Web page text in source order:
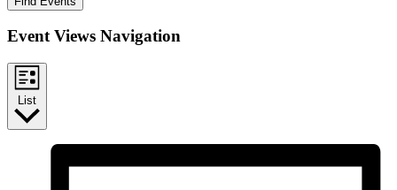
Event Views Navigation
List